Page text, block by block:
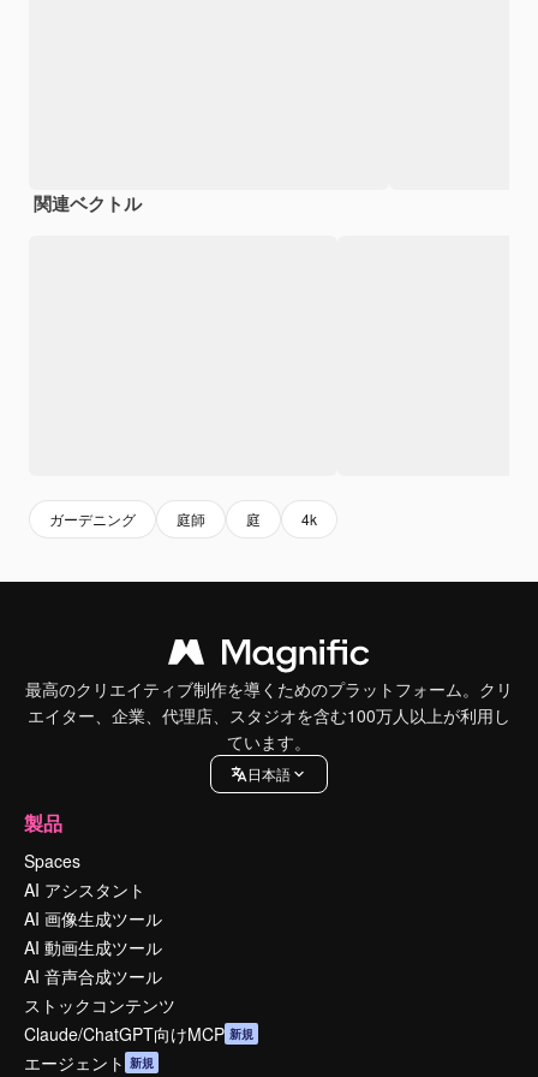
関連ベクトル
ガーデニング 庭師 庭 4k
最高のクリエイティブ制作を導くためのプラットフォーム。クリ
エイター、企業、代理店、スタジオを含む100万人以上が利用し
ています。
日本語
製品
Spaces
AI アシスタント
AI 画像生成ツール
AI 動画生成ツール
AI 音声合成ツール
ストックコンテンツ
Claude/ChatGPT向けMCP 新規
エージェント 新規